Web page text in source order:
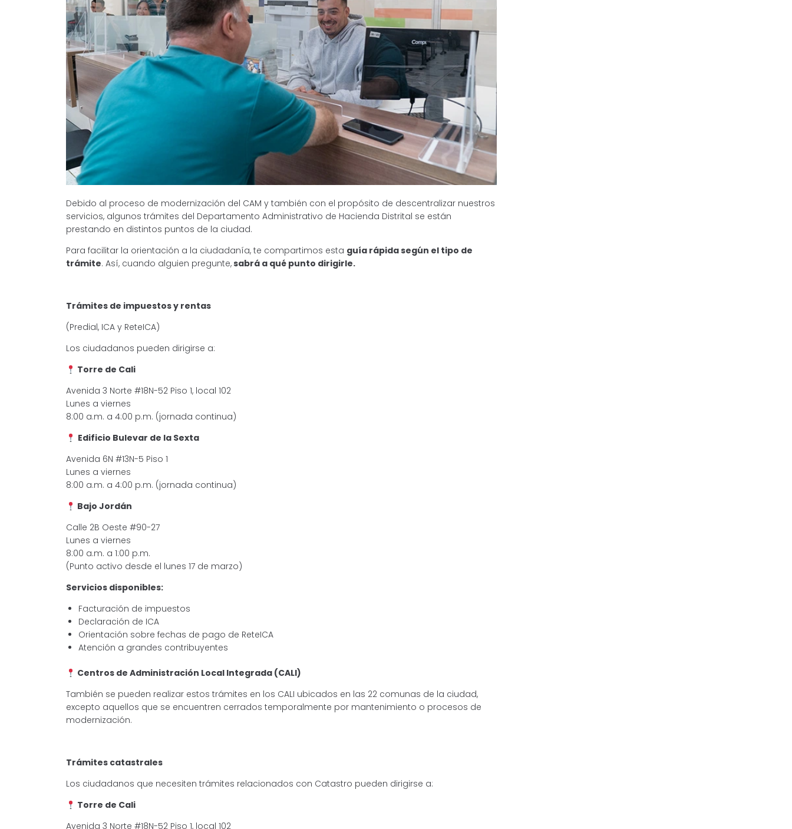
Debido al proceso de modernización del CAM y también con el propósito de descentralizar nuestros
servicios, algunos trámites del Departamento Administrativo de Hacienda Distrital se están
prestando en distintos puntos de la ciudad.
Para facilitar la orientación a la ciudadanía, te compartimos esta guía rápida según el tipo de
trámite. Así, cuando alguien pregunte,sabrá a qué punto dirigirle.
Trámites de impuestos y rentas
(Predial, ICA y ReteICA)
Los ciudadanos pueden dirigirse a:
Torre de Cali
Avenida 3 Norte #18N-52 Piso 1, local 102
Lunes a viernes
8:00 a.m. a 4:00 p.m. (jornada continua)
Edificio Bulevar de la Sexta
Avenida 6N #13N-5 Piso 1
Lunes a viernes
8:00 a.m. a 4:00 p.m. (jornada continua)
Bajo Jordán
Calle 2B Oeste #90-27
Lunes a viernes
8:00 a.m. a 1:00 p.m.
(Punto activo desde el lunes 17 de marzo)
Servicios disponibles:
Facturación de impuestos
Declaración de ICA
Orientación sobre fechas de pago de ReteICA
Atención a grandes contribuyentes
Centros de Administración Local Integrada (CALI)
También se pueden realizar estos trámites en los CALI ubicados en las 22 comunas de la ciudad,
excepto aquellos que se encuentren cerrados temporalmente por mantenimiento o procesos de
modernización.
Trámites catastrales
Los ciudadanos que necesiten trámites relacionados con Catastro pueden dirigirse a:
Torre de Cali
Avenida 3 Norte #18N-52 Piso 1, local 102